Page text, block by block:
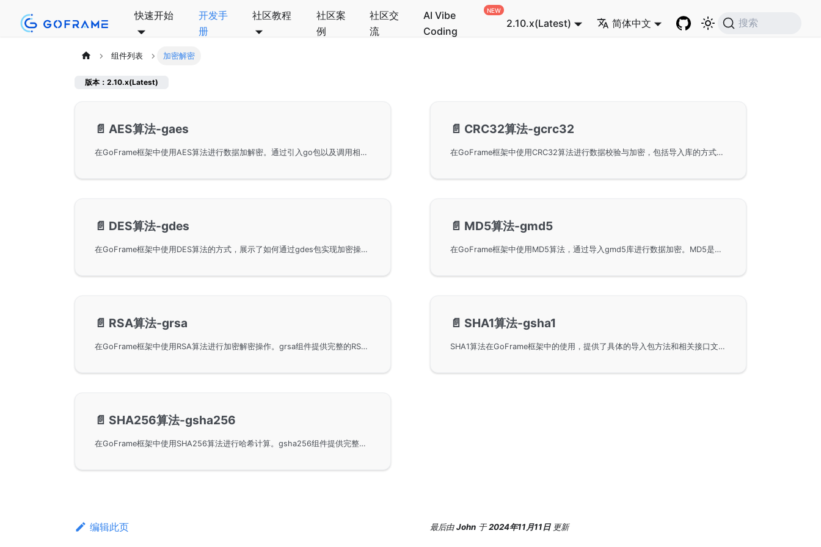
快速开始
开发手
册
社区教程
社区案
例
社区交
流
AI Vibe
Coding
2.10.x(Latest) 简体中文 搜索
组件列表 加密解密
版本：2.10.x(Latest)
📄️ AES算法-gaes
在GoFrame框架中使用AES算法进行数据加解密。通过引入go包以及调用相关功能函数，用户可以实现安全的数据传输和存储。特别注意在加解密过程中如果数据经过其他编码如base64，则需要准确解码和编码，以确保数据的完整性和安全性。
📄️ CRC32算法-gcrc32
在GoFrame框架中使用CRC32算法进行数据校验与加密，包括导入库的方式和相关接口文档链接，帮助开发者有效利用gcrc32模块进行数据完整性验证。
📄️ DES算法-gdes
在GoFrame框架中使用DES算法的方式，展示了如何通过gdes包实现加密操作。通过链接至官方接口文档以便开发者获取更多技术细节。在包中支持两种补位方式，并对三倍长DES算法的密钥使用进行了特殊说明，以确保数据安全性。
📄️ MD5算法-gmd5
在GoFrame框架中使用MD5算法，通过导入gmd5库进行数据加密。MD5是一种常用的哈希函数，用于保证数据的完整性和安全性。在GoFrame中可以方便地对数据进行MD5加密，实现简单且高效的数据安全保护。
📄️ RSA算法-grsa
在GoFrame框架中使用RSA算法进行加密解密操作。grsa组件提供完整的RSA加密支持，包括密钥对生成、公钥加密、私钥解密、多种填充模式（PKCS1、OAEP）和密钥格式（PEM、DER、Base64），适用于安全数据传输和数字签名场景。
📄️ SHA1算法-gsha1
SHA1算法在GoFrame框架中的使用，提供了具体的导入包方法和相关接口文档链接，帮助用户在使用Go语言进行加密和数据安全时有效应用SHA1算法。
📄️ SHA256算法-gsha256
在GoFrame框架中使用SHA256算法进行哈希计算。gsha256组件提供完整的SHA256哈希功能，支持字符串、字节数组、文件的哈希计算，以及HMAC-SHA256签名验证，适用于数据完整性校验、密码存储、数字签名等场景。
编辑此页 最后由John 于2024年11月11日 更新